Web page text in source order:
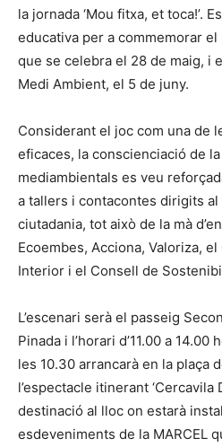
la jornada ‘Mou fitxa, et toca!’.
educativa per a commemorar
que se celebra el 28 de maig, i
Medi Ambient, el 5 de juny.
Considerant el joc com una de
eficaces, la conscienciació de
mediambientals es veu
a tallers i contacontes dirigits
ciutadania, tot això de la mà
Ecoembes, Acciona, Valoriza,
Interior i el Consell de
L’escenari serà el passeig
Pinada i l’horari d’11.00 a
les 10.30 arrancarà en la plaça
l’espectacle itinerant ‘Cercavila
destinació al lloc on estarà
esdeveniments de la MARCEL